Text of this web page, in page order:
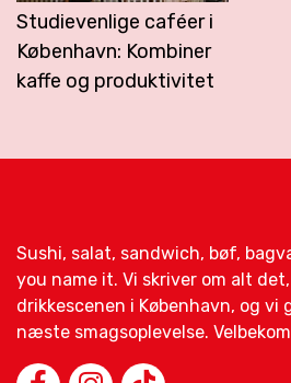
Studievenlige caféer i
København: Kombiner
kaffe og produktivitet
Sushi, salat, sandwich, bøf,
you name it. Vi skriver om alt
drikkescenen i København, og vi
næste smagsoplevelse.